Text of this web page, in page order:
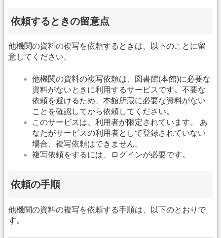
依頼するときの留意点
他機関の資料の複写を依頼するときは、以下のことに留
意してください。
他機関の資料の複写依頼は、図書館(本館)に必要な
資料がないときに利用するサービスです。不要な
依頼を避けるため、本館所蔵に必要な資料がない
ことを確認してから依頼してください。
このサービスは、利用者が限定されています。 あ
なたがサービスの利用者として登録されていない
場合、複写依頼はできません。
複写依頼をするには、ログインが必要です。
依頼の手順
他機関の資料の複写を依頼する手順は、以下のとおりで
す。